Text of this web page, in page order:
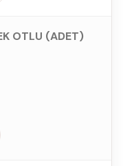
OTLU (ADET)